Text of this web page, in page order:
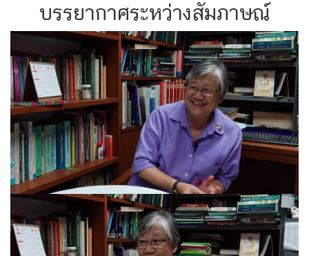
บรรยากาศระหว่างสัมภาษณ์